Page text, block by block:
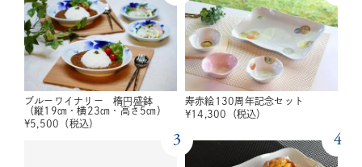
ブルーワイナリー 楕円盛鉢
（縦19㎝・横23㎝・高さ5㎝）
¥5,500 （税込）
寿赤絵130周年記念セット
¥14,300 （税込）
3 4